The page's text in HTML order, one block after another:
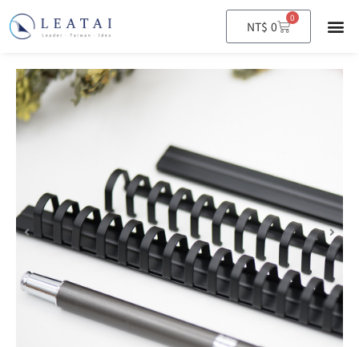
NT$ 0
0
購
物